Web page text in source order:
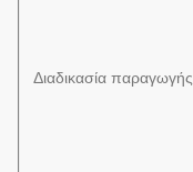
Διαδικασία παραγωγής